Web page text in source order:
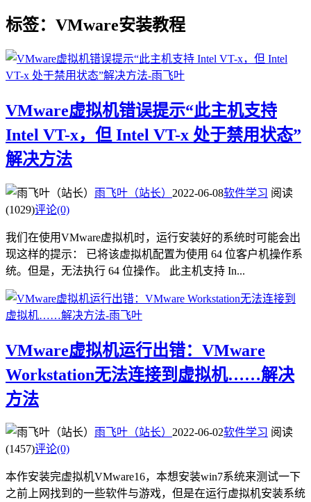
标签：VMware安装教程
VMware虚拟机错误提示“此主机支持
Intel VT-x，但 Intel VT-x 处于禁用状态”
解决方法
雨飞叶（站长） 2022-06-08软件学习 阅读
(1029)评论(0)
我们在使用VMware虚拟机时，运行安装好的系统时可能会出
现这样的提示： 已将该虚拟机配置为使用 64 位客户机操作系
统。但是，无法执行 64 位操作。 此主机支持 In...
VMware虚拟机运行出错：VMware
Workstation无法连接到虚拟机……解决
方法
雨飞叶（站长） 2022-06-02软件学习 阅读
(1457)评论(0)
本作安装完虚拟机VMware16，本想安装win7系统来测试一下
之前上网找到的一些软件与游戏，但是在运行虚拟机安装系统